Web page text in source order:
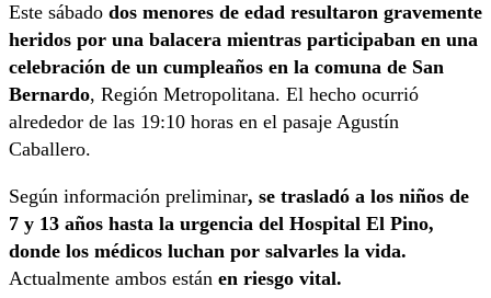
Este sábado dos menores de edad resultaron gravemente
heridos por una balacera mientras participaban en una
celebración de un cumpleaños en la comuna de San
Bernardo, Región Metropolitana. El hecho ocurrió
alrededor de las 19:10 horas en el pasaje Agustín
Caballero.
Según información preliminar, se trasladó a los niños de
7 y 13 años hasta la urgencia del Hospital El Pino,
donde los médicos luchan por salvarles la vida.
Actualmente ambos están en riesgo vital.